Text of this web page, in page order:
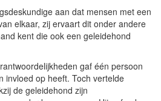
aan dat mensen met een
elkaar, zij ervaart dit onder andere
kent die ook een geleidehond
gaf één persoon
invloed op heeft. Toch vertelde
de geleidehond zijn